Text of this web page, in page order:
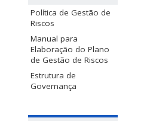
Política de Gestão de
Riscos
Manual para
Elaboração do Plano
de Gestão de Riscos
Estrutura de
Governança